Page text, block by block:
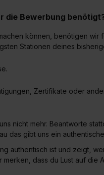
die Bewerbung
können, benötigen wir
Stationen deines
Zertifikate oder
nicht mehr. Beantworte
das gibt uns ein
authentisch ist und zeigt,
dass du Lust auf die